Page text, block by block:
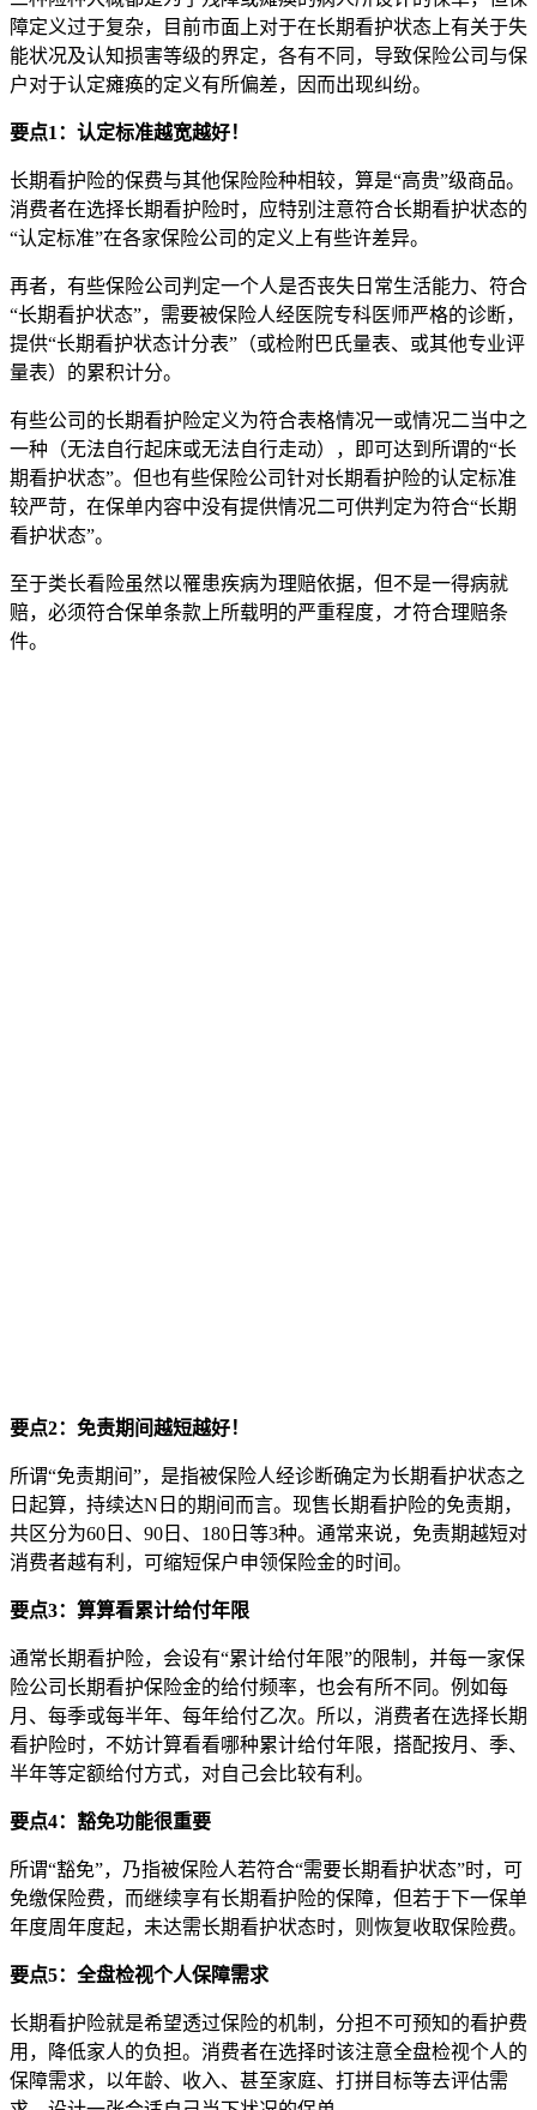
障定义过于复杂，目前市面上对于在长期看护状态上有关于失
能状况及认知损害等级的界定，各有不同，导致保险公司与保
户对于认定瘫痪的定义有所偏差，因 而出现纠纷。
要点1：认定标准越宽越好！
长期看护险的保费与其他保险险种相较，算是“高贵”级商品。
消费者在选择长期看护险时，应特别注意符合长期看护状态的
“认定标准”在各家保险公司的定义上有些许差异。
再者，有些保险公司判定一个人是否丧失日常生活能力、符合
“长期看护状态”，需要被保险人经医院专科医师严格的诊断，
提供“长期看护状态计分表”（或检附巴氏量表、或其他专业评
量表）的累积计分。
有些公司的长期看护险定义为符合表格情况一或情况二当中之
一种（无法自行起床或无法自行走动），即可达到所谓的“长
期看护状态”。但也有些保险公司针对长期看护险的认定标准
较严苛，在保单内容中没有提供情况二可供判定为符合“长期
看护状态”。
至于类长看险虽然以罹患疾病为理赔依据，但不是一得病就
赔，必须符合保单条款上所载明的严重程度， 才符合理赔条
件。
要点2：免责期间越短越好！
所谓“免责期间”，是指被保险人经诊断确定为长期看护状态之
日起算，持续达N日的期间而言。现售长期看护险的免责期，
共区分为60日、90日、180日等3种。通常来说，免责期越短对
消费者越有利，可缩短保户申领保险金的时间。
要点3：算算看累计给付年限
通常长期看护险，会设有“累计给付年限”的限制，并每一家保
险公司长期看护保险金的给付频率，也会有所不同。例 如每
月、每季或每半年、每年给付乙次。所以，消费者在选择长期
看护 险时，不妨计算看看哪种累计给付年限，搭配按月、季、
半年等定额给付方式，对自己会比较有利。
要点4：豁免功能很重要
所谓“豁免”，乃指被保险人若符合“需要长期看护状态”时，可
免缴保险费，而继续享有长期看护险的保障，但若于下一保单
年度周年度起，未达需长期看护状态时，则恢复收取保险费。
要点5：全盘检视个人保障需求
长期看护险就是希望透过保险的机制，分担不可预知的看护费
用，降低家人的负担。消费者在选择时该注意全盘检视个人的
保障需求，以年龄、收入、甚至家庭、打拼目标等去评估需